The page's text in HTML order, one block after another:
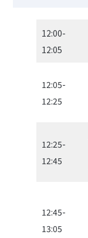
12:00-
12:05
12:05-
12:25
12:25-
12:45
12:45-
13:05